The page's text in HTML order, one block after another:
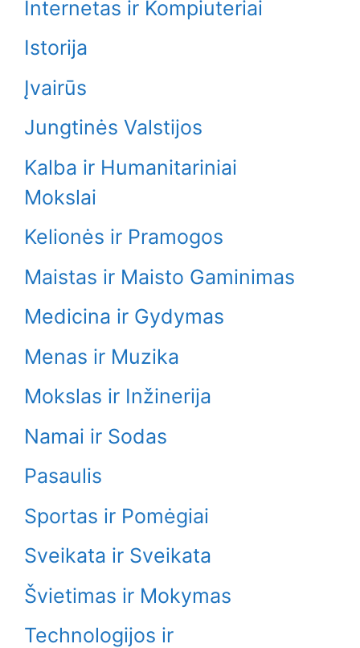
Internetas ir Kompiuteriai
Istorija
Įvairūs
Jungtinės Valstijos
Kalba ir Humanitariniai
Mokslai
Kelionės ir Pramogos
Maistas ir Maisto Gaminimas
Medicina ir Gydymas
Menas ir Muzika
Mokslas ir Inžinerija
Namai ir Sodas
Pasaulis
Sportas ir Pomėgiai
Sveikata ir Sveikata
Švietimas ir Mokymas
Technologijos ir